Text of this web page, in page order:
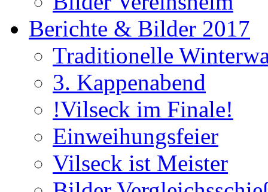
Berichte & Bilder 2017
Traditionelle
3. Kappenabend
!Vilseck im Finale!
Einweihungsfeier
Vilseck ist Meister